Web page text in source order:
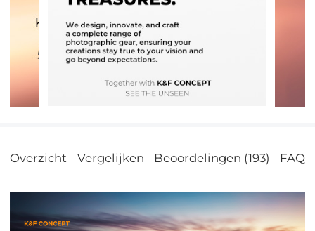
Overzicht Vergelijken Beoordelingen (193) FAQs